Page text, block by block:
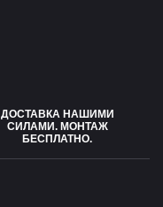
ДОСТАВКА НАШИМИ
СИЛАМИ. МОНТАЖ
БЕСПЛАТНО.